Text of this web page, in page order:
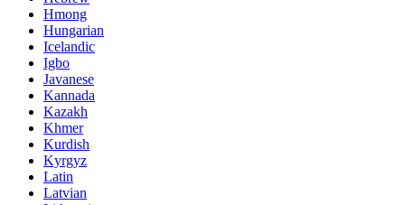
Hmong
Hungarian
Icelandic
Igbo
Javanese
Kannada
Kazakh
Khmer
Kurdish
Kyrgyz
Latin
Latvian